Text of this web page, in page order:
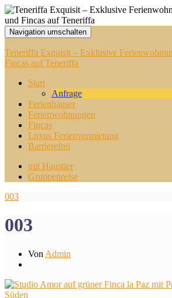
Navigation umschalten
Teneriffa Exquisit – Exklusive
Fincas auf Teneriffa
Start
Anfrage
Ferienhäuser
Ferienwohnungen
Fincas
Luxus Ferienvermietung
Barrierefrei
mit Haustier
Gruppenreise
003
003
Von Admin